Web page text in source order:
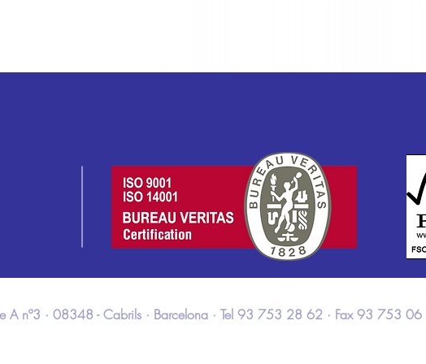
A nº3 · 08348 - Cabrils · Barcelona · Tel 93 753 28 62 · Fax 93 753